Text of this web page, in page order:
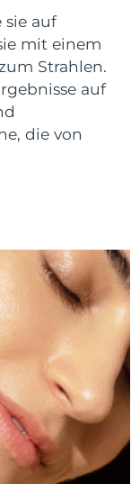
sie auf
mit einem
Strahlen.
auf
die von
Lieferung
09/08/2026
Lieferung
11/08/2026
Lieferung
13/08/2026
12/08/2026
Erwartete Lieferung
14/08/2026
Lieferung
11/08/2026
Lieferung
09/08/2026
Erwartete Lieferung
09/08/2026